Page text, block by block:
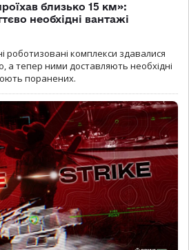
близько 15 км»:
необхідні вантажі
роботизовані комплекси здавалися
а тепер ними доставляють необхідні
поранених.